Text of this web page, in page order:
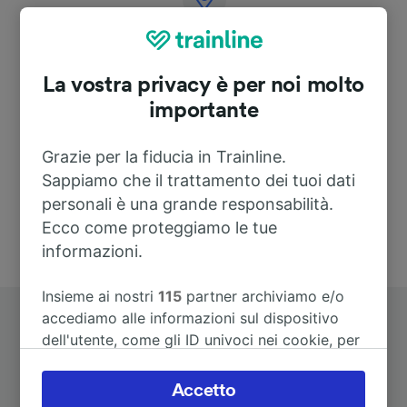
Indirizzo
Seegefelder Str. 144
14612 Falkensee
Deutschland
La vostra privacy è per noi molto
importante
Grazie per la fiducia in Trainline.
Sappiamo che il trattamento dei tuoi dati
personali è una grande responsabilità.
Ecco come proteggiamo le tue
informazioni.
Insieme ai nostri115 partner archiviamo e/o
accediamo alle informazioni sul dispositivo
dell'utente, come gli ID univoci nei cookie, per
accettare o gestire le proprie scelte facendo
Accetto